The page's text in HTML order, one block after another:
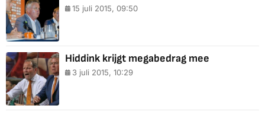
15 juli 2015, 09:50
Hiddink krijgt megabedrag mee
3 juli 2015, 10:29